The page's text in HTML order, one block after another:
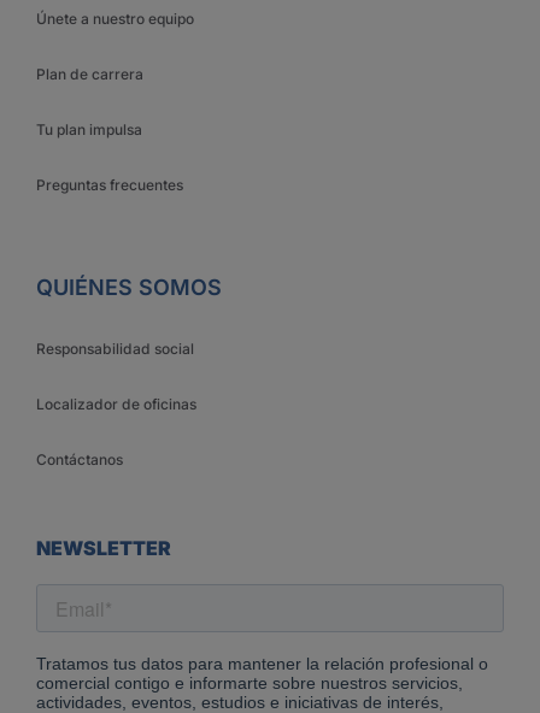
Únete a nuestro equipo
Plan de carrera
Tu plan impulsa
Preguntas frecuentes
QUIÉNES SOMOS
Responsabilidad social
Localizador de oficinas
Contáctanos
NEWSLETTER